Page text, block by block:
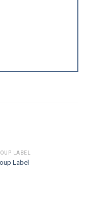
LABEL
Label